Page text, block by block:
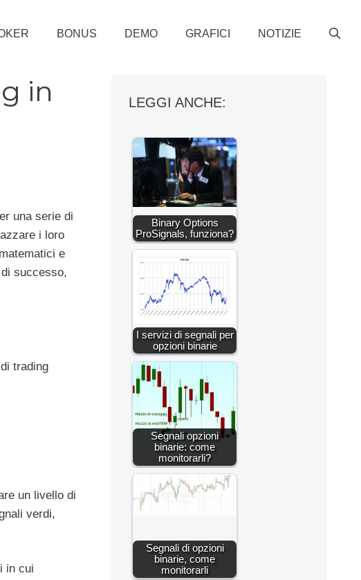
BONUS DEMO GRAFICI NOTIZIE
in
una serie di
i loro
e
successo,
trading
un livello di
verdi,
in cui
LEGGI ANCHE:
Binary Options
ProSignals, funziona?
I servizi di segnali per
opzioni binarie
Segnali opzioni
binarie: come
monitorarli?
Segnali di opzioni
binarie, come
monitorarli